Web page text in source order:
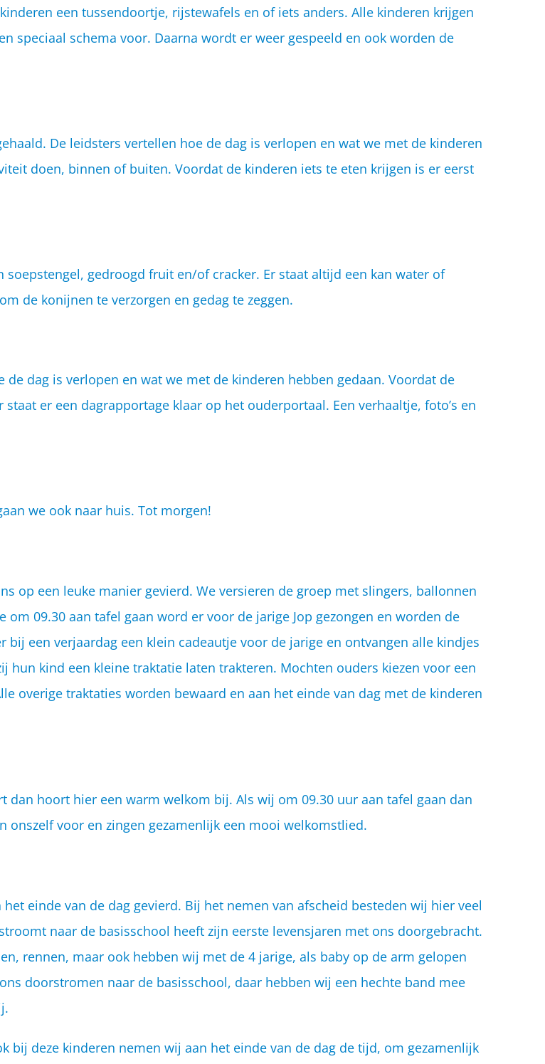
een tussendoortje, rijstewafels en of iets anders. Alle kinderen krijgen
speciaal schema voor. Daarna wordt er weer gespeeld en ook worden de
De leidsters vertellen hoe de dag is verlopen en wat we met de kinderen
doen, binnen of buiten. Voordat de kinderen iets te eten krijgen is er eerst
gedroogd fruit en/of cracker. Er staat altijd een kan water of
de konijnen te verzorgen en gedag te zeggen.
dag is verlopen en wat we met de kinderen hebben gedaan. Voordat de
er een dagrapportage klaar op het ouderportaal. Een verhaaltje, foto’s en
we ook naar huis. Tot morgen!
op een leuke manier gevierd. We versieren de groep met slingers, ballonnen
09.30 aan tafel gaan word er voor de jarige Jop gezongen en worden de
een verjaardag een klein cadeautje voor de jarige en ontvangen alle kindjes
hun kind een kleine traktatie laten trakteren. Mochten ouders kiezen voor een
overige traktaties worden bewaard en aan het einde van dag met de kinderen
hoort hier een warm welkom bij. Als wij om 09.30 uur aan tafel gaan dan
voor en zingen gezamenlijk een mooi welkomstlied.
einde van de dag gevierd. Bij het nemen van afscheid besteden wij hier veel
naar de basisschool heeft zijn eerste levensjaren met ons doorgebracht.
rennen, maar ook hebben wij met de 4 jarige, als baby op de arm gelopen
doorstromen naar de basisschool, daar hebben wij een hechte band mee
bij deze kinderen nemen wij aan het einde van de dag de tijd, om gezamenlijk